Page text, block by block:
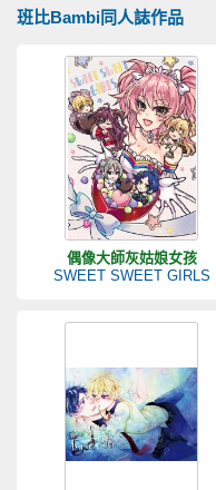
班比Bambi同人誌作品
偶像大師灰姑娘女孩
SWEET SWEET GIRLS